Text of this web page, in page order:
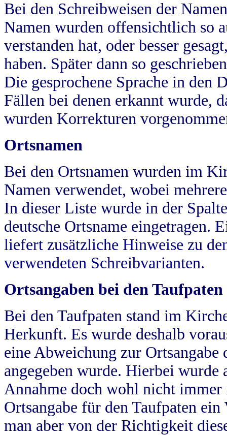
Bei den Schreibweisen der
Namen wurden offensichtlich so
verstanden hat, oder besser
haben. Später dann so
Die gesprochene Sprache in
Fällen bei denen erkannt wurde,
wurden Korrekturen
Ortsnamen
Bei den Ortsnamen wurden im
Namen verwendet, wobei
In dieser Liste wurde in der
deutsche Ortsname eingetragen.
liefert zusätzliche Hinweise zu
verwendeten Schreibvarianten.
Ortsangaben bei den Taufpaten
Bei den Taufpaten stand im
Herkunft. Es wurde deshalb
eine Abweichung zur
angegeben wurde. Hierbei wurde
Annahme doch wohl nicht
Ortsangabe für den Taufpaten
man aber von der Richtigkeit